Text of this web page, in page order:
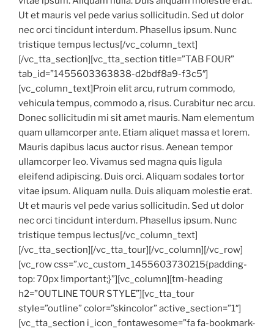
Ut et mauris vel pede varius sollicitudin. Sed ut dolor
nec orci tincidunt interdum. Phasellus ipsum. Nunc
tristique tempus lectus[/vc_column_text]
[/vc_tta_section][vc_tta_section title=”TAB FOUR”
tab_id=”1455603363838-d2bdf8a9-f3c5″]
[vc_column_text]Proin elit arcu, rutrum commodo,
vehicula tempus, commodo a, risus. Curabitur nec arcu.
Donec sollicitudin mi sit amet mauris. Nam elementum
quam ullamcorper ante. Etiam aliquet massa et lorem.
Mauris dapibus lacus auctor risus. Aenean tempor
ullamcorper leo. Vivamus sed magna quis ligula
eleifend adipiscing. Duis orci. Aliquam sodales tortor
vitae ipsum. Aliquam nulla. Duis aliquam molestie erat.
Ut et mauris vel pede varius sollicitudin. Sed ut dolor
nec orci tincidunt interdum. Phasellus ipsum. Nunc
tristique tempus lectus[/vc_column_text]
[/vc_tta_section][/vc_tta_tour][/vc_column][/vc_row]
[vc_row css=”.vc_custom_1455603730215{padding-
top: 70px !important;}”][vc_column][tm-heading
h2=”OUTLINE TOUR STYLE”][vc_tta_tour
style=”outline” color=”skincolor” active_section=”1″]
[vc_tta_section i_icon_fontawesome=”fa fa-bookmark-